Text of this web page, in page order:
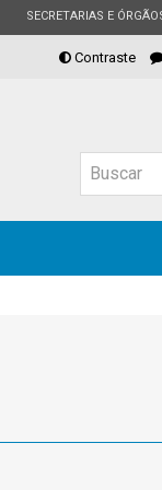
ESTADO
SECRETARIAS E
Contraste